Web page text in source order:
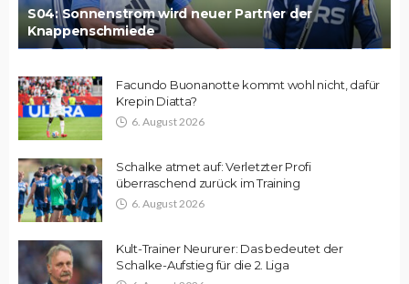
S04: Sonnenstrom wird neuer Partner der
Knappenschmiede
Facundo Buonanotte kommt wohl nicht, dafür
Krepin Diatta?
6. August 2026
Schalke atmet auf: Verletzter Profi
überraschend zurück im Training
6. August 2026
Kult-Trainer Neururer: Das bedeutet der
Schalke-Aufstieg für die 2. Liga